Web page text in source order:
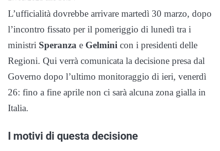
L’ufficialità dovrebbe arrivare martedì 30 marzo, dopo
l’incontro fissato per il pomeriggio di lunedì tra i
ministri Speranza e Gelmini con i presidenti delle
Regioni. Qui verrà comunicata la decisione presa dal
Governo dopo l’ultimo monitoraggio di ieri, venerdì
26: fino a fine aprile non ci sarà alcuna zona gialla in
Italia.
I motivi di questa decisione